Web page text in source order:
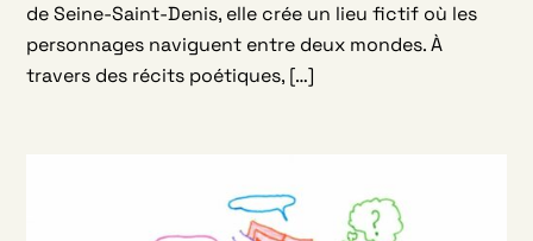
de Seine-Saint-Denis, elle crée un lieu fictif où les
personnages naviguent entre deux mondes. À
travers des récits poétiques, […]